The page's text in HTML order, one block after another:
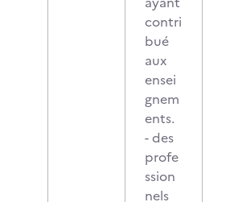
contri
bué
aux
ensei
gnem
ents.
- des
profe
ssion
nels